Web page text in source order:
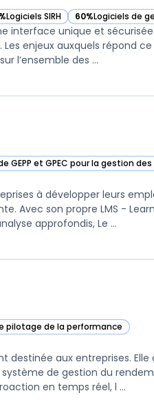
Logiciels SIRH
Foederis dans cette catégorie
60%Logiciels de
— voir Foederis
interface unique et
enjeux auxquels répond
l’ensemble des ...
GEPP et GPEC pour la gestion
dans cette catégorie
à développer leurs
Avec son propre LMS -
approfondis, Le ...
pilotage de la performance
dans cette catégorie
aux entreprises. Elle
de gestion du
en temps réel, l ...